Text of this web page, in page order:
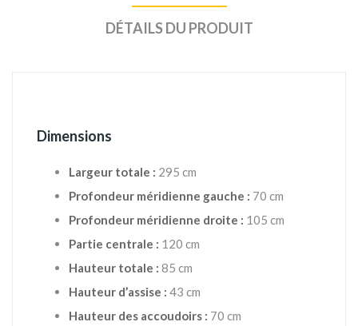
DÉTAILS DU PRODUIT
Dimensions
Largeur totale : 295 cm
Profondeur méridienne gauche : 70 cm
Profondeur méridienne droite : 105 cm
Partie centrale : 120 cm
Hauteur totale : 85 cm
Hauteur d’assise : 43 cm
Hauteur des accoudoirs : 70 cm